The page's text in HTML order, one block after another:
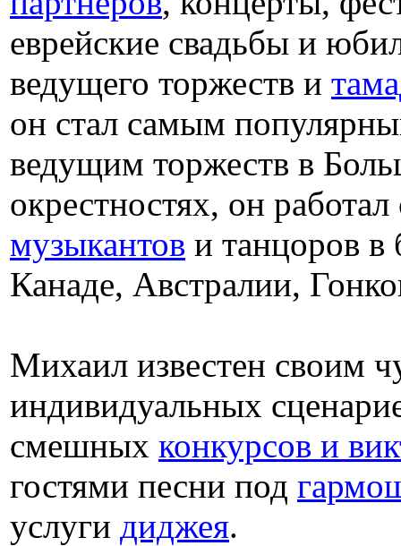
еврейские свадьбы и
ведущего торжеств и
он стал самым
ведущим торжеств в
окрестностях, он
музыкантов и танцоров в
Канаде, Австралии,
Михаил известен своим
индивидуальных
смешных конкурсов и
гостями песни под
услуги диджея.